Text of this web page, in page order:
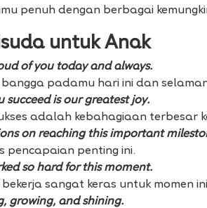
penuh dengan berbagai
untuk Anak
of you today and always.
bangga padamu hari ini dan
succeed is our greatest joy.
adalah kebahagiaan terbesar
on reaching this important
pencapaian penting ini.
so hard for this moment.
sangat keras untuk momen
growing, and shining.